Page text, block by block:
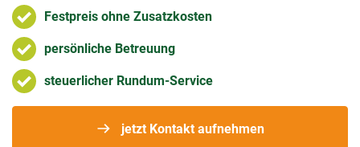
Festpreis ohne Zusatzkosten
persönliche Betreuung
steuerlicher Rundum-Service
jetzt Kontakt aufnehmen